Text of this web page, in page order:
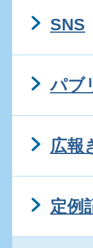
SNS
パブ
広報
定例